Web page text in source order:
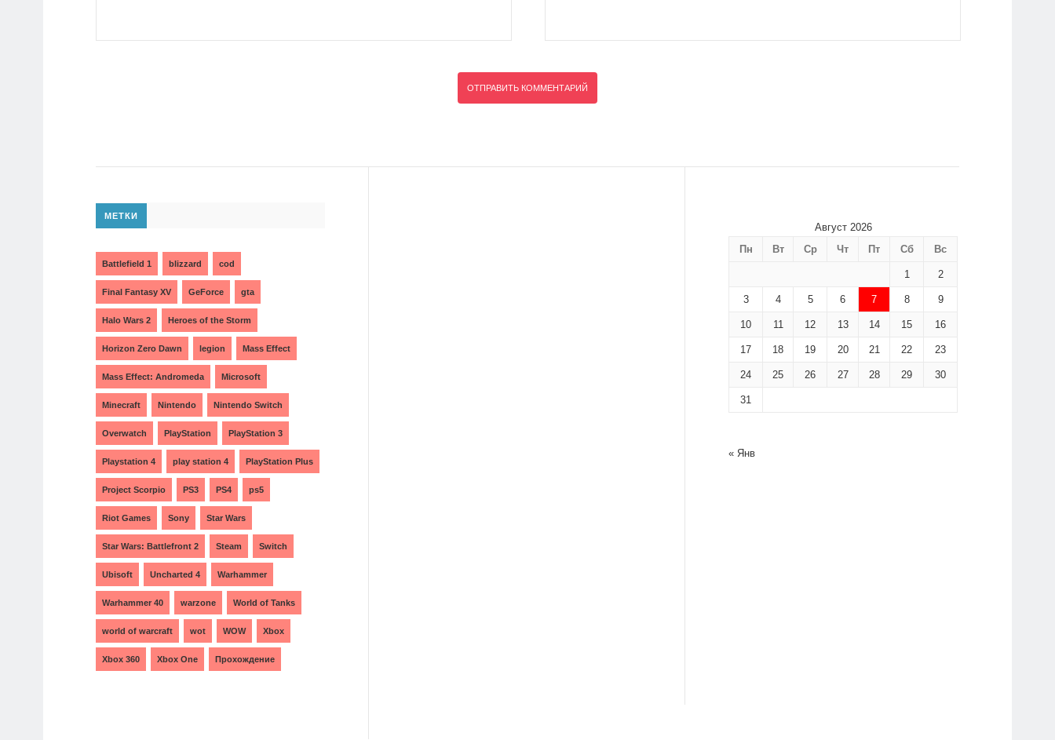
МЕТКИ
Battlefield 1 blizzard cod
Final Fantasy XV GeForce gta
Halo Wars 2 Heroes of the Storm
Horizon Zero Dawn legion Mass Effect
Mass Effect: Andromeda Microsoft
Minecraft Nintendo Nintendo Switch
Overwatch PlayStation PlayStation 3
Playstation 4 play station 4 PlayStation Plus
Project Scorpio PS3 PS4 ps5
Riot Games Sony Star Wars
Star Wars: Battlefront 2 Steam Switch
Ubisoft Uncharted 4 Warhammer
Warhammer 40 warzone World of Tanks
world of warcraft wot WOW Xbox
Xbox 360 Xbox One Прохождение
Август 2026
Пн
Вт Ср Чт Пт Сб Вс
1 2
3 4 5 6 7 8 9
10 11 12 13 14 15 16
17 18 19 20 21 22 23
24 25 26 27 28 29 30
31
« Янв